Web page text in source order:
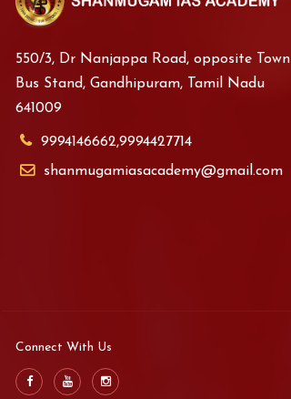
550/3, Dr Nanjappa Road, opposite Town
Bus Stand, Gandhipuram, Tamil Nadu
641009
9994146662,9994427714
shanmugamiasacademy@gmail.com
Connect With Us